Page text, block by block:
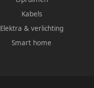
Kabels
Elektra & verlichting
Smart home